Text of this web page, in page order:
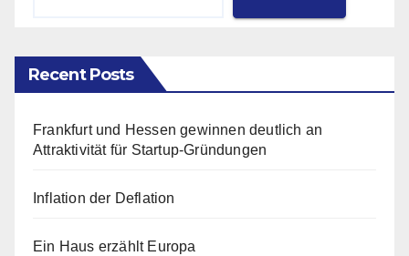
Recent Posts
Frankfurt und Hessen gewinnen deutlich an
Attraktivität für Startup-Gründungen
Inflation der Deflation
Ein Haus erzählt Europa